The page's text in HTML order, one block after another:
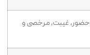
حضور، غیبت، مرخصی و